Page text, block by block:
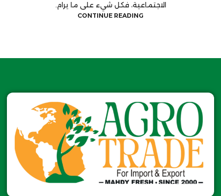
الاجتماعية، فكل شيء على ما يرام.
CONTINUE READING